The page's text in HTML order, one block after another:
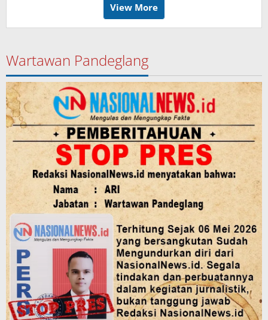
View More
Wartawan Pandeglang